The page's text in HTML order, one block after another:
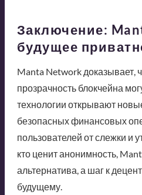
Заключение:
будущее
Manta Network доказывает,
прозрачность блокчейна
технологии открывают
безопасных финансовых
пользователей от слежки и
кто ценит анонимность,
альтернатива, а шаг к
будущему.